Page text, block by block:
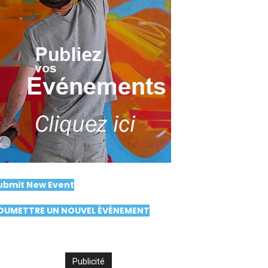
New Event
UN NOUVEL ÉVÉNEMENT
Publicité